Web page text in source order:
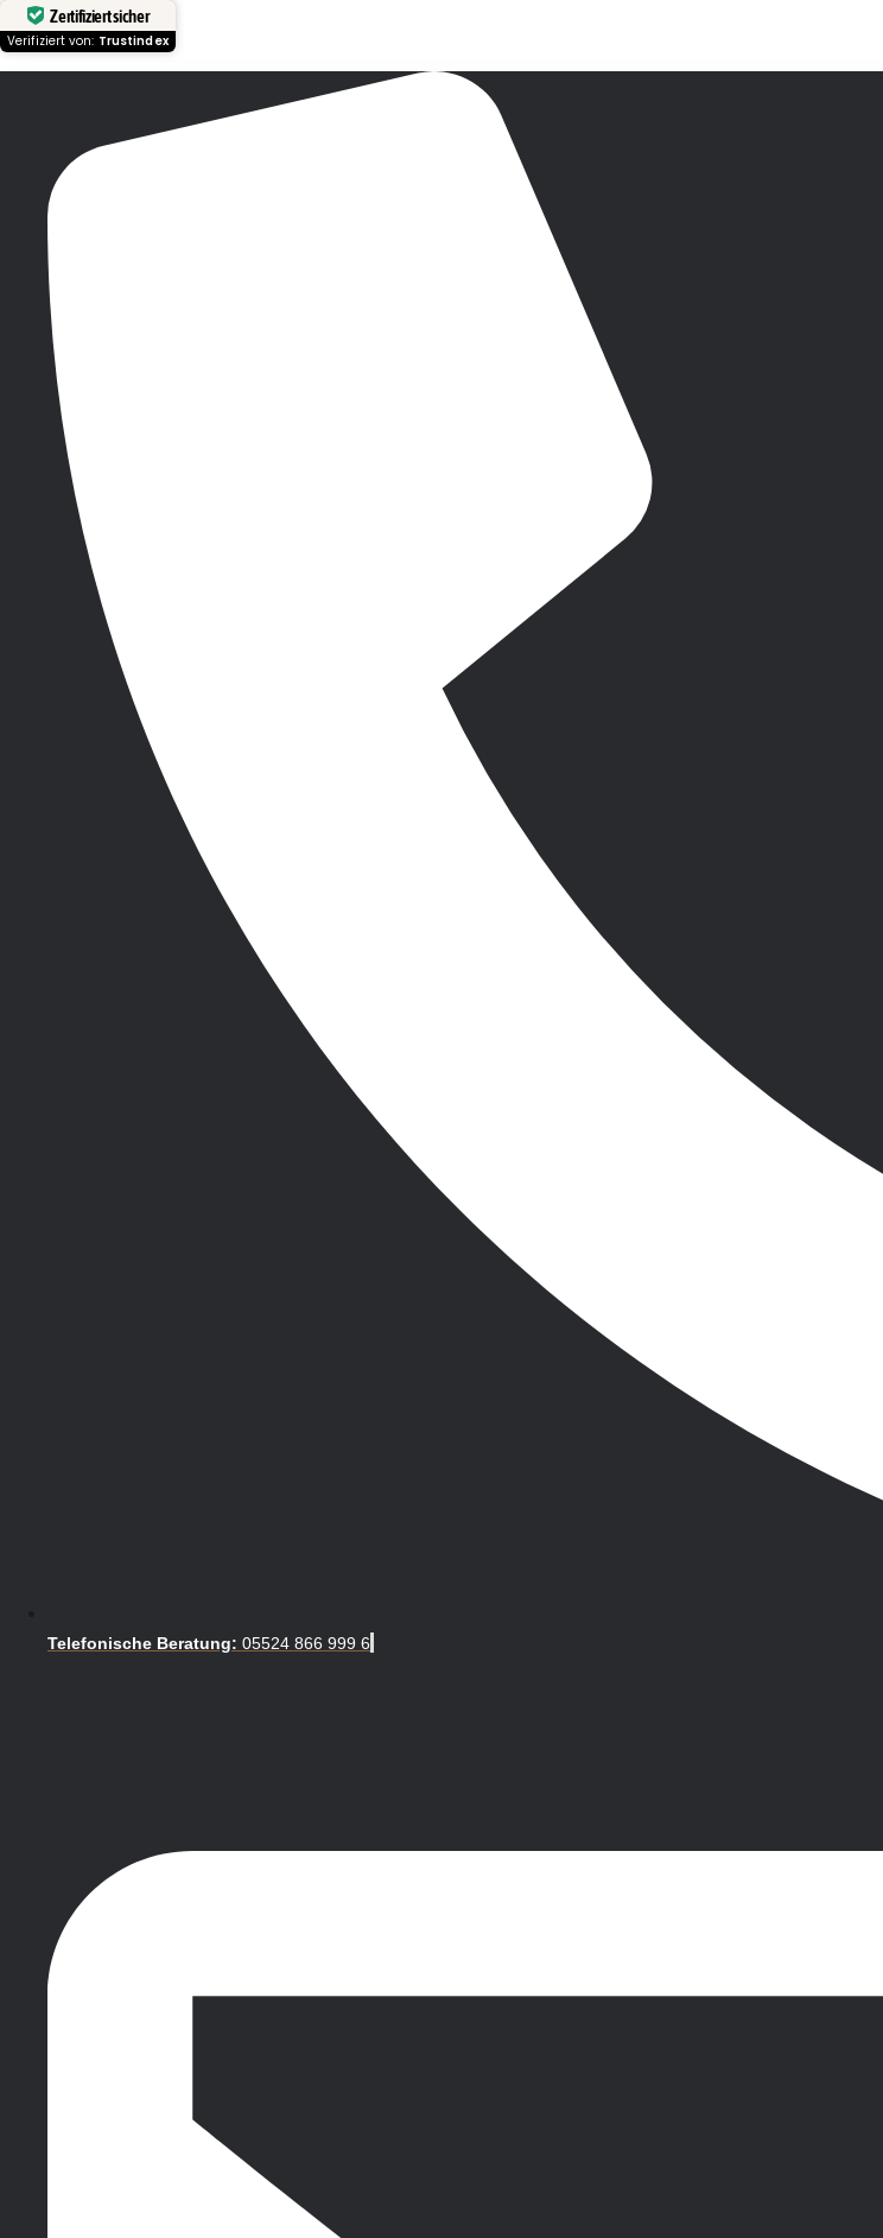
Zertifiziert sicher
Verifiziert von: Trustindex
Telefonische Beratung: 05524 866 999 6